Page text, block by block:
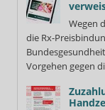
Wegen
die Rx-
Vorgehen gegen